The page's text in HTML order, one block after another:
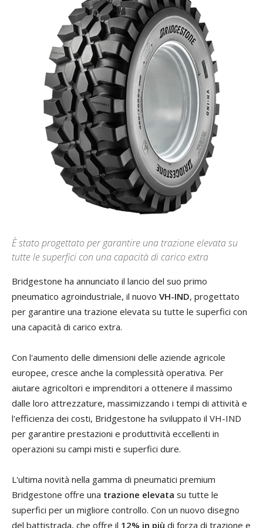
È stato progettato per garantire una trazione elevata su
tutte le superfici con una capacità di carico extra
Bridgestone ha annunciato il lancio del suo primo
pneumatico agroindustriale, il nuovo VH-IND, progettato
per garantire una trazione elevata su tutte le superfici con
una capacità di carico extra.
Con l'aumento delle dimensioni delle aziende agricole
europee, cresce anche la complessità operativa. Per
aiutare agricoltori e imprenditori a ottenere il massimo
dalle loro attrezzature, massimizzando i tempi di attività e
l'efficienza dei costi, Bridgestone ha sviluppato il VH-IND
per garantire prestazioni e produttività eccellenti in
operazioni su campi misti e superfici dure.
L'ultima novità nella gamma di pneumatici premium
Bridgestone offre una trazione elevata su tutte le
superfici per un migliore controllo. Con un nuovo disegno
del battistrada, che offre il 12% in più di forza di trazione e